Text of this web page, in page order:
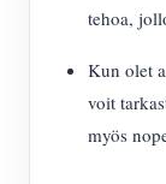
tehoa,
Kun olet
voit
myös